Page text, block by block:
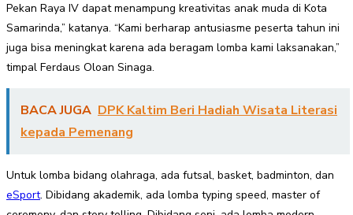
Pekan Raya IV dapat menampung kreativitas anak muda di Kota
Samarinda,” katanya. “Kami berharap antusiasme peserta tahun ini
juga bisa meningkat karena ada beragam lomba kami laksanakan,”
timpal Ferdaus Oloan Sinaga.
BACA JUGA DPK Kaltim Beri Hadiah Wisata Literasi
kepada Pemenang
Untuk lomba bidang olahraga, ada futsal, basket, badminton, dan
eSport. Dibidang akademik, ada lomba typing speed, master of